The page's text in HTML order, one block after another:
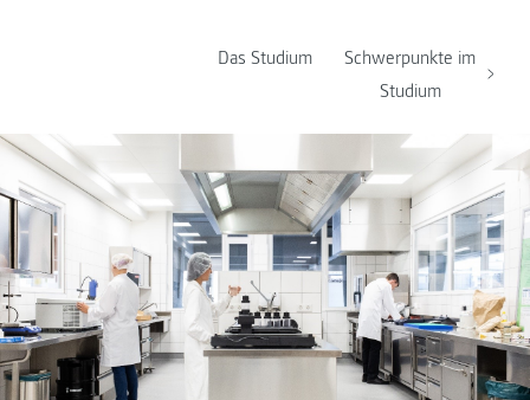
Das Studium
Schwerpunkte im
Studium